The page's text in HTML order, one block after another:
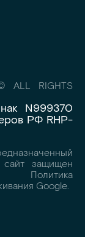
© ALL RIGHTS
N999370
РФ RHP-
сайт защищен
Политика
Google.